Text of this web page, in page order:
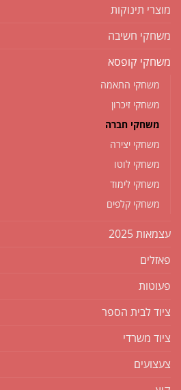
מוצרי תינוקות
משחקי חשיבה
משחקי קופסא
משחקי התאמה
משחקי זיכרון
משחקי חברה
משחקי יצירה
משחקי לוטו
משחקי לימוד
משחקי קלפים
עצמאות 2025
פאזלים
פעוטות
ציוד לבית הספר
ציוד משרדי
צעצועים